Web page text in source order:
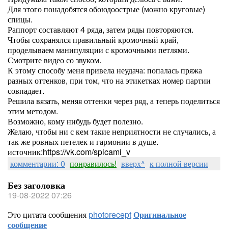
Для этого понадобятся обоюдоострые (можно круговые)
спицы.
Раппорт составляют 4 ряда, затем ряды повторяются.
Чтобы сохранялся правильный кромочный край,
проделываем манипуляции с кромочными петлями.
Смотрите видео со звуком.
К этому способу меня привела неудача: попалась пряжа
разных оттенков, при том, что на этикетках номер партии
совпадает.
Решила вязать, меняя оттенки через ряд, а теперь поделиться
этим методом.
Возможно, кому нибудь будет полезно.
Желаю, чтобы ни с кем такие неприятности не случались, а
так же ровных петелек и гармонии в душе.
источник:https://vk.com/spicami_v
комментарии: 0 понравилось! вверх^ к полной версии
Без заголовка
19-08-2022 07:26
Это цитата сообщенияphotoreceptОригинальное
сообщение